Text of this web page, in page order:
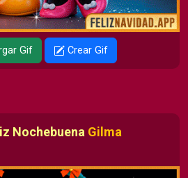
Gif Crear Gif
Nochebuena Gilma